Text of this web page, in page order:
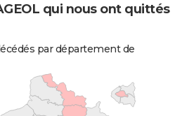
qui nous ont quittés
par département de